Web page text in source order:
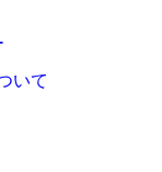
いて